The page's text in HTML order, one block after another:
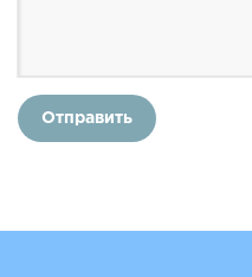
Отправить